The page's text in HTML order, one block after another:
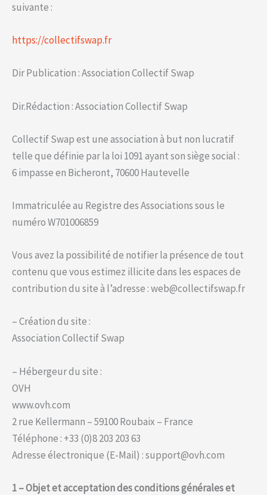
suivante :
https://collectifswap.fr
Dir Publication : Association Collectif Swap
Dir.Rédaction : Association Collectif Swap
Collectif Swap est une association à but non lucratif
telle que définie par la loi 1091 ayant son siège social :
6 impasse en Bicheront, 70600 Hautevelle
Immatriculée au Registre des Associations sous le
numéro W701006859
Vous avez la possibilité de notifier la présence de tout
contenu que vous estimez illicite dans les espaces de
contribution du site à l’adresse : web@collectifswap.fr
– Création du site :
Association Collectif Swap
– Hébergeur du site :
OVH
www.ovh.com
2 rue Kellermann – 59100 Roubaix – France
Téléphone : +33 (0)8 203 203 63
Adresse électronique (E-Mail) : support@ovh.com
1 – Objet et acceptation des conditions générales et